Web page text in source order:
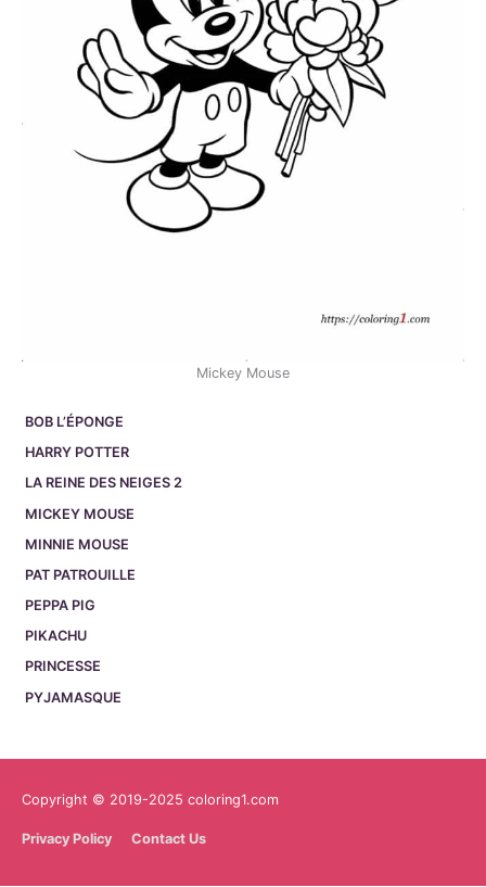
BOB L’ÉPONGE
HARRY POTTER
LA REINE DES NEIGES 2
MICKEY MOUSE
MINNIE MOUSE
PAT PATROUILLE
PEPPA PIG
PIKACHU
PRINCESSE
PYJAMASQUE
Mickey Mouse
Copyright © 2019-2025 coloring1.com
Privacy Policy Contact Us